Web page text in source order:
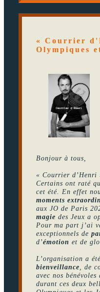
« Courrier
Olympiques
Bonjour à tous,
« Courrier d’Henri
Certains ont raté
cet été. En effet
moments
aux JO de Paris
magie des Jeux a
Pour ma part j’ai
exceptionnels de
d’émotion et de
L’organisation a
bienveillance , de
avec nos bénévoles
durant ces deux